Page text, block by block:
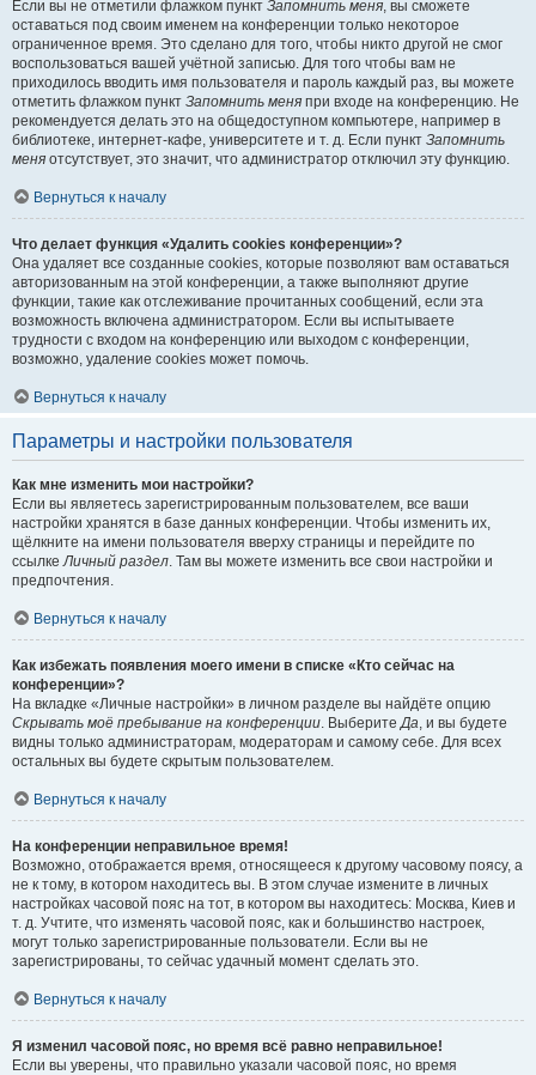
Если вы не отметили флажком пункт Запомнить меня, вы сможете
оставаться под своим именем на конференции только некоторое
ограниченное время. Это сделано для того, чтобы никто другой не смог
воспользоваться вашей учётной записью. Для того чтобы вам не
приходилось вводить имя пользователя и пароль каждый раз, вы можете
отметить флажком пункт Запомнить меня при входе на конференцию. Не
рекомендуется делать это на общедоступном компьютере, например в
библиотеке, интернет-кафе, университете и т. д. Если пункт Запомнить
меня отсутствует, это значит, что администратор отключил эту функцию.
Вернуться к началу
Что делает функция «Удалить cookies конференции»?
Она удаляет все созданные cookies, которые позволяют вам оставаться
авторизованным на этой конференции, а также выполняют другие
функции, такие как отслеживание прочитанных сообщений, если эта
возможность включена администратором. Если вы испытываете
трудности с входом на конференцию или выходом с конференции,
возможно, удаление cookies может помочь.
Вернуться к началу
Параметры и настройки пользователя
Как мне изменить мои настройки?
Если вы являетесь зарегистрированным пользователем, все ваши
настройки хранятся в базе данных конференции. Чтобы изменить их,
щёлкните на имени пользователя вверху страницы и перейдите по
ссылкеЛичный раздел. Там вы можете изменить все свои настройки и
предпочтения.
Вернуться к началу
Как избежать появления моего имени в списке «Кто сейчас на
конференции»?
На вкладке «Личные настройки» в личном разделе вы найдёте опцию
Скрывать моё пребывание на конференции. ВыберитеДа, и вы будете
видны только администраторам, модераторам и самому себе. Для всех
остальных вы будете скрытым пользователем.
Вернуться к началу
На конференции неправильное время!
Возможно, отображается время, относящееся к другому часовому поясу, а
не к тому, в котором находитесь вы. В этом случае измените в личных
настройках часовой пояс на тот, в котором вы находитесь: Москва, Киев и
т. д. Учтите, что изменять часовой пояс, как и большинство настроек,
могут только зарегистрированные пользователи. Если вы не
зарегистрированы, то сейчас удачный момент сделать это.
Вернуться к началу
Я изменил часовой пояс, но время всё равно неправильное!
Если вы уверены, что правильно указали часовой пояс, но время